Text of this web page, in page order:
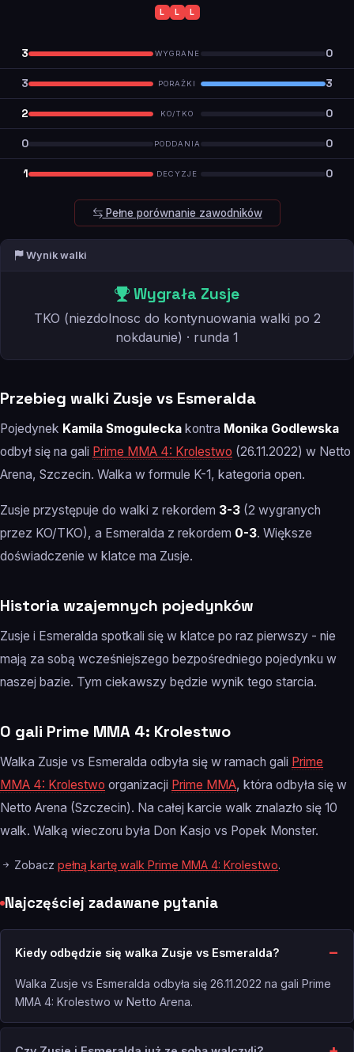
L L L
3 WYGRANE 0
3 PORAŻKI 3
2 KO/TKO 0
0 PODDANIA 0
1 DECYZJE 0
Pełne porównanie zawodników
Wynik walki
Wygrała Zusje
TKO (niezdolnosc do kontynuowania walki po 2
nokdaunie) · runda 1
Przebieg walki Zusje vs Esmeralda
Pojedynek Kamila Smogulecka kontra Monika Godlewska
odbył się na gali Prime MMA 4: Krolestwo (26.11.2022) w Netto
Arena, Szczecin. Walka w formule K-1, kategoria open.
Zusje przystępuje do walki z rekordem 3-3 (2 wygranych
przez KO/TKO), a Esmeralda z rekordem 0-3. Większe
doświadczenie w klatce ma Zusje.
Historia wzajemnych pojedynków
Zusje i Esmeralda spotkali się w klatce po raz pierwszy - nie
mają za sobą wcześniejszego bezpośredniego pojedynku w
naszej bazie. Tym ciekawszy będzie wynik tego starcia.
O gali Prime MMA 4: Krolestwo
Walka Zusje vs Esmeralda odbyła się w ramach gali Prime
MMA 4: Krolestwo organizacji Prime MMA, która odbyła się w
Netto Arena (Szczecin). Na całej karcie walk znalazło się 10
walk. Walką wieczoru była Don Kasjo vs Popek Monster.
Zobacz pełną kartę walk Prime MMA 4: Krolestwo.
Najczęściej zadawane pytania
Kiedy odbędzie się walka Zusje vs Esmeralda?
Walka Zusje vs Esmeralda odbyła się 26.11.2022 na gali Prime
MMA 4: Krolestwo w Netto Arena.